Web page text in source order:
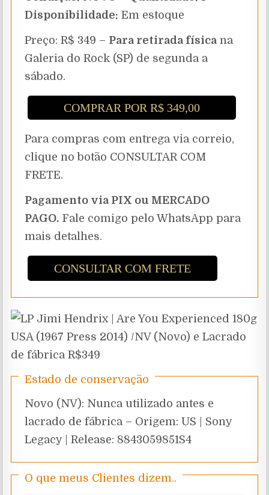
Disponibilidade: Em estoque
Preço: R$ 349 – Para retirada física na
Galeria do Rock (SP) de segunda a
sábado.
COMPRAR POR R$ 349,00
Para compras com entrega via correio,
clique no botão CONSULTAR COM
FRETE.
Pagamento via PIX ou MERCADO
PAGO. Fale comigo pelo WhatsApp para
mais detalhes.
CONSULTAR COM FRETE
Estado de conservação
Novo (NV): Nunca utilizado antes e
lacrado de fábrica – Origem: US | Sony
Legacy | Release: 8843059851S4
O que meus Clientes dizem..